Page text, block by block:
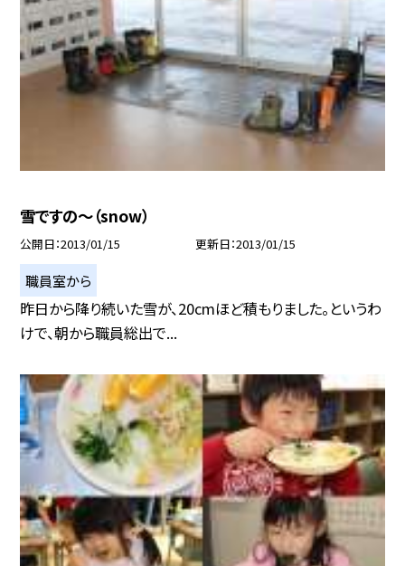
雪ですの〜（snow）
公開日 2013/01/15 更新日 2013/01/15
職員室から
昨日から降り続いた雪が、20cmほど積もりました。というわ
けで、朝から職員総出で...